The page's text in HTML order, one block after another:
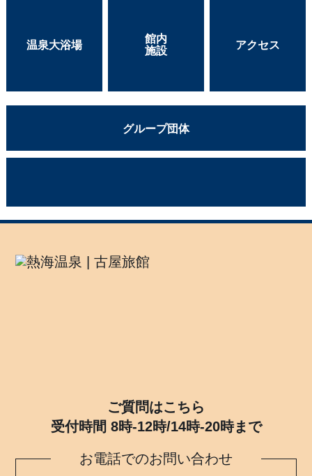
温泉大浴場
館内
施設
アクセス
グループ団体
ご質問はこちら
受付時間 8時-12時/14時-20時まで
お電話でのお問い合わせ